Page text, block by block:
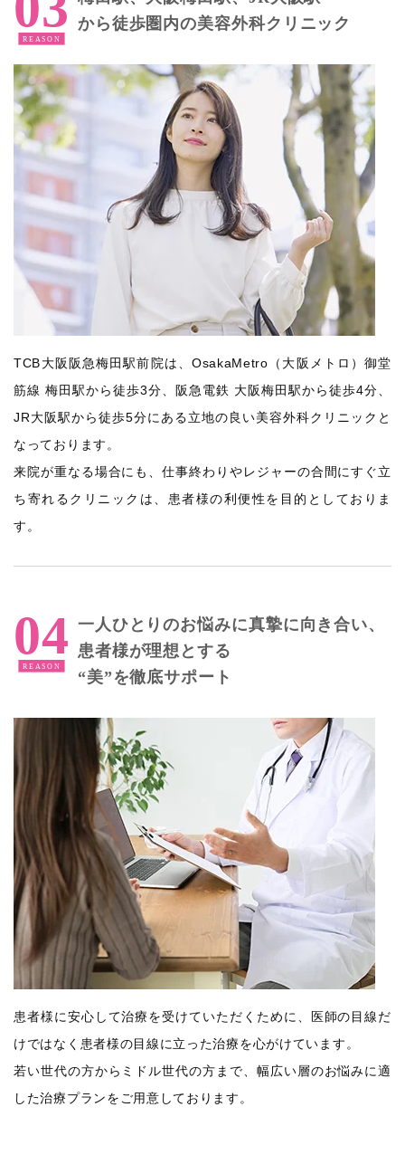
から徒歩圏内の美容外科クリニック
TCB大阪阪急梅田駅前院は、OsakaMetro（大阪メトロ）御堂
筋線 梅田駅から徒歩3分、阪急電鉄 大阪梅田駅から徒歩4分、
JR大阪駅から徒歩5分にある立地の良い美容外科クリニックと
なっております。
来院が重なる場合にも、仕事終わりやレジャーの合間にすぐ立
ち寄れるクリニックは、患者様の利便性を目的としておりま
す。
一人ひとりのお悩みに真摯に向き合い、
患者様が理想とする
“美”を徹底サポート
患者様に安心して治療を受けていただくために、医師の目線だ
けではなく患者様の目線に立った治療を心がけています。
若い世代の方からミドル世代の方まで、幅広い層のお悩みに適
した治療プランをご用意しております。